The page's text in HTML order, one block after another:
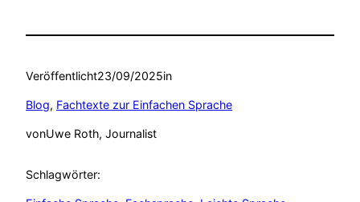
Veröffentlicht23/09/2025in
Blog, Fachtexte zur Einfachen Sprache
vonUwe Roth, Journalist
Schlagwörter: